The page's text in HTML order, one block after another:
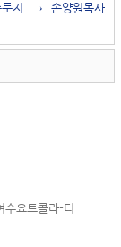
지 → 손양원목사
수요트콜라-디